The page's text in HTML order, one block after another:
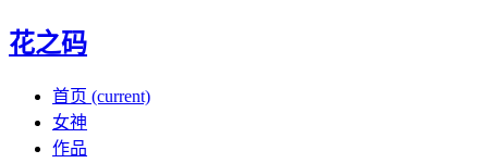
花之码
首页 (current)
女神
作品